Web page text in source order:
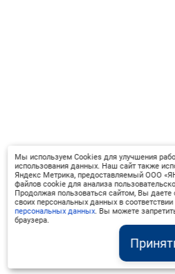
Мы используем Cookies для улучшения
использования данных. Наш сайт также
Яндекс Метрика, предоставляемый ООО
файлов cookie для анализа
Продолжая пользоваться сайтом, Вы даете
своих персональных данных в соответствии
персональных данных. Вы можете
браузера.